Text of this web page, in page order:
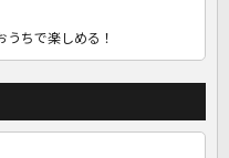
うちで楽しめる！